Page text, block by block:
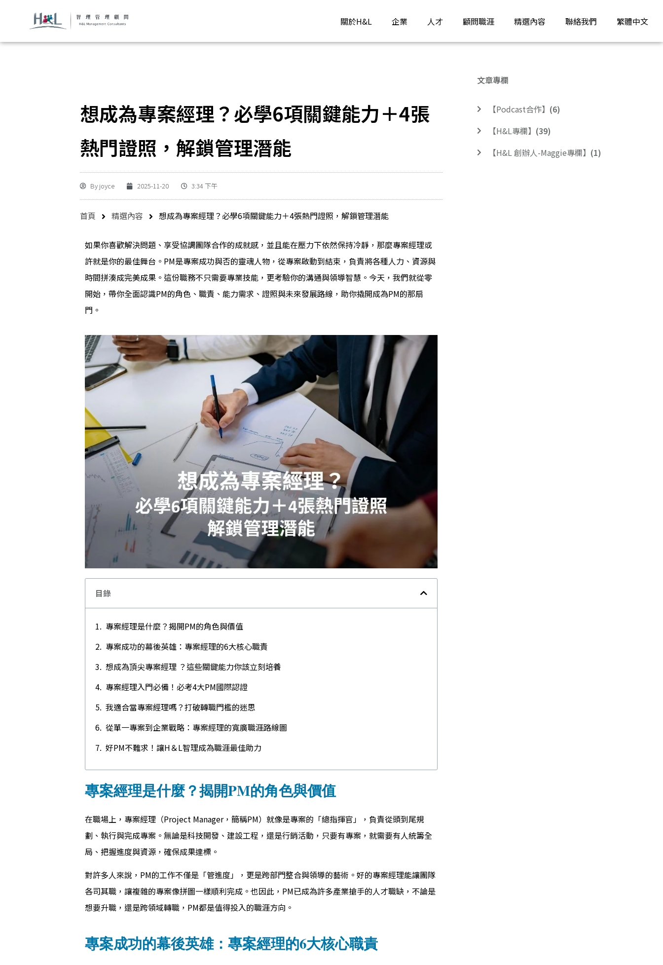
關於H&L 企業 人才 顧問職涯 精選內容 聯絡我們 繁體中文
想成為專案經理？必學6項關鍵能力＋4張
熱門證照，解鎖管理潛能
By joyce 2025-11-20 3:34 下午
首頁 精選內容 想成為專案經理？必學6項關鍵能力＋4張熱門證照，解鎖管理潛能
如果你喜歡解決問題、享受協調團隊合作的成就感，並且能在壓力下依然保持冷靜，那麼專案經理或
許就是你的最佳舞台。PM是專案成功與否的靈魂人物，從專案啟動到結束，負責將各種人力、資源與
時間拼湊成完美成果。這份職務不只需要專業技能，更考驗你的溝通與領導智慧。今天，我們就從零
開始，帶你全面認識PM的角色、職責、能力需求、證照與未來發展路線，助你撬開成為PM的那扇
門。
目錄
專案經理是什麼？揭開PM的角色與價值
專案成功的幕後英雄：專案經理的6大核心職責
想成為頂尖專案經理 ？這些關鍵能力你該立刻培養
專案經理入門必備！必考4大PM國際認證
我適合當專案經理嗎？打破轉職門檻的迷思
從單一專案到企業戰略：專案經理的寬廣職涯路線圖
好PM不難求！讓H＆L智理成為職涯最佳助力
專案經理是什麼？揭開PM的角色與價值
在職場上，專案經理（Project Manager，簡稱PM）就像是專案的「總指揮官」，負責從頭到尾規
劃、執行與完成專案。無論是科技開發、建設工程，還是行銷活動，只要有專案，就需要有人統籌全
局、把握進度與資源，確保成果達標。
對許多人來說，PM的工作不僅是「管進度」，更是跨部門整合與領導的藝術。好的專案經理能讓團隊
各司其職，讓複雜的專案像拼圖一樣順利完成。也因此，PM已成為許多產業搶手的人才職缺，不論是
想要升職，還是跨領域轉職，PM都是值得投入的職涯方向。
專案成功的幕後英雄：專案經理的6大核心職責
文章專欄
【Podcast合作】 (6)
【H&L專欄】 (39)
【H&L 創辦人-Maggie專欄】 (1)